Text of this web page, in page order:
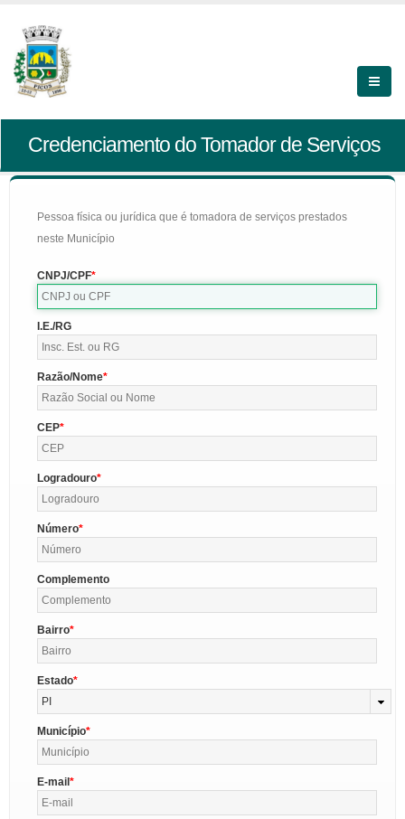
Credenciamento do Tomador de Serviços
Pessoa física ou jurídica que é tomadora de serviços prestados
neste Município
CNPJ/CPF
I.E./RG
Razão/Nome
CEP
Logradouro
Número
Complemento
Bairro
Estado
PI
Município
E-mail